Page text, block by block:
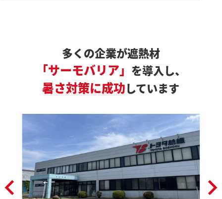
多くの企業が遮熱材
「サーモバリア」 を導入し、
暑さ対策に成功しています